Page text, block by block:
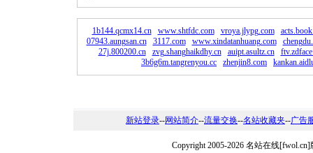
1b144.qcmx14.cn www.shtfdc.com vroya.jlypg.com
07943.aungsan.cn
3117.com www.xindatanhuang.com
27j.800200.cn
zvg.shanghaikdhy.cn auipt.asultz.cn
3b6g6m.tangrenyou.cc
zhenjin8.com
新站登录--网站简介--流量交换--名站收藏夹--广告
Copyright 2005-2026 名站在线